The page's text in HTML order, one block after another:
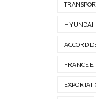
HYUNDAI
ACCORD
FRANCE